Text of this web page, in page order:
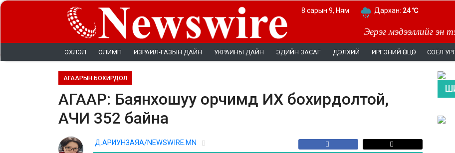
Эерэг мэдээллийг эн
8 сарын 9, Ням Дархан: 24 ℃
ЭХЛЭЛ ОЛИМП ИЗРАИЛ-ГАЗЫН ДАЙН УКРАИНЫ ДАЙН ЭДИЙН ЗАСАГ ДЭЛХИЙ ИРГЭНИЙ ӨНЦӨГ СОЁЛ
АГААРЫН БОХИРДОЛ
АГААР: Баянхошуу орчимд ИХ бохирдолтой,
АЧИ 352 байна
Д.АРИУНЗАЯА/NEWSWIRE.MN